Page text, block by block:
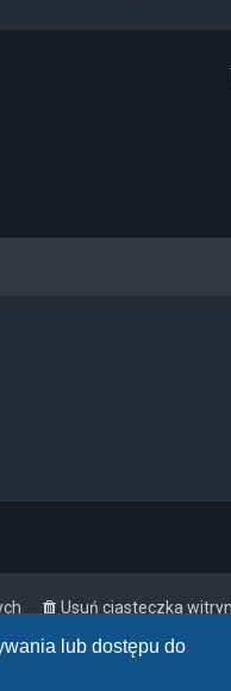
lub dostępu do
Usuń ciasteczka